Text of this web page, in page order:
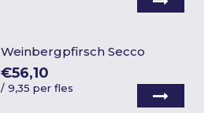
Weinbergpfirsch Secco
€56,10
/9,35 per fles